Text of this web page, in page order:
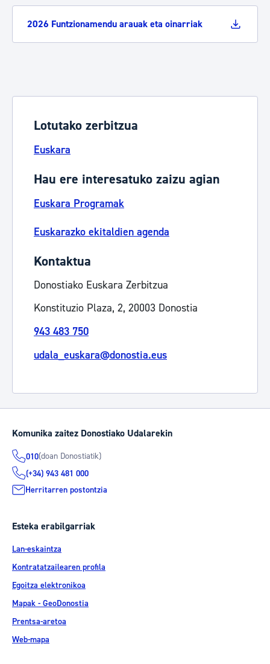
2026 Funtzionamendu arauak eta oinarriak
Lotutako zerbitzua
Euskara
Hau ere interesatuko zaizu agian
Euskara Programak
Euskarazko ekitaldien agenda
Kontaktua
Donostiako Euskara Zerbitzua
Konstituzio Plaza, 2, 20003 Donostia
943 483 750
udala_euskara@donostia.eus
Komunika zaitez Donostiako Udalarekin
010(doan Donostiatik)
(+34) 943 481 000
Herritarren postontzia
Esteka erabilgarriak
Lan-eskaintza
Kontratatzailearen profila
Egoitza elektronikoa
Mapak - GeoDonostia
Prentsa-aretoa
Web-mapa